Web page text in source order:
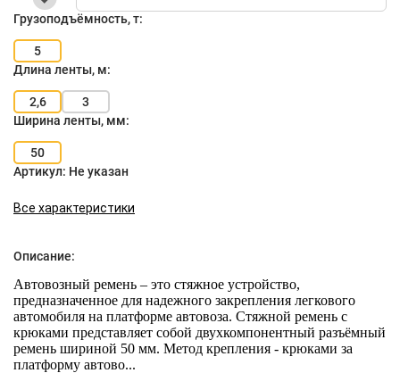
Грузоподъёмность, т:
5
Длина ленты, м:
2,6
3
Ширина ленты, мм:
50
Артикул: Не указан
Все характеристики
Описание:
Автовозный ремень – это стяжное устройство,
предназначенное для надежного закрепления легкового
автомобиля на платформе автовоза. Стяжной ремень с
крюками представляет собой двухкомпонентный разъёмный
ремень шириной 50 мм. Метод крепления - крюками за
платформу автово...